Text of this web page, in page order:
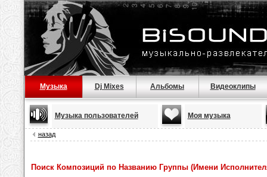
Музыка Dj Mixes Альбомы Видеоклипы
Музыка пользователей Моя музыка
назад
Поиск Композиций по Названию Группы (Имени